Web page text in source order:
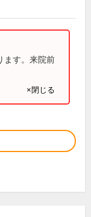
ます。来院前
×閉じる